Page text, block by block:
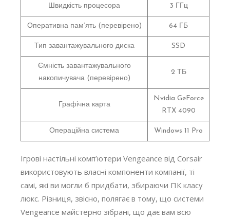
Швидкість процесора 3 ГГц
Оперативна пам’ять (перевірено) 64 ГБ
Тип завантажувального диска SSD
Ємність завантажувального
накопичувача (перевірено)
2 ТБ
Графічна карта
Nvidia GeForce
RTX 4090
Операційна система Windows 11 Pro
Ігрові настільні комп’ютери Vengeance від Corsair
використовують власні компоненти компанії, ті
самі, які ви могли б придбати, збираючи ПК класу
люкс. Різниця, звісно, полягає в тому, що системи
Vengeance майстерно зібрані, що дає вам всю